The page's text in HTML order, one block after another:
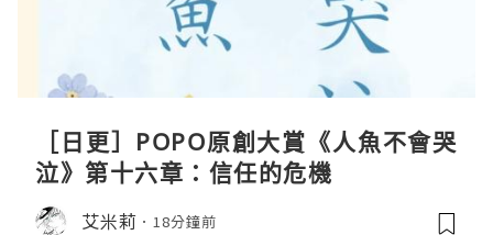
［日更］POPO原創大賞《人魚不會哭
泣》第十六章：信任的危機
艾米莉 18分鐘前